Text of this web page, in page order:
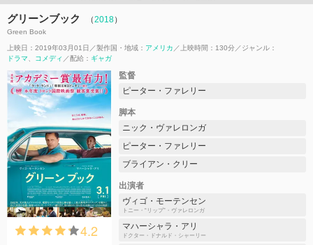
グリーンブック （2018）
Green Book
上映日：2019年03月01日 製作国・地域： アメリカ 上映時間：130分
ジャンル：
ドラマ
コメディ 配給： ギャガ
4.2
監督
ピーター・ファレリー
脚本
ニック・ヴァレロンガ
ピーター・ファレリー
ブライアン・クリー
出演者
ヴィゴ・モーテンセン
トニー・“リップ”・ヴァレロンガ
マハーシャラ・アリ
ドクター・ドナルド・シャーリー